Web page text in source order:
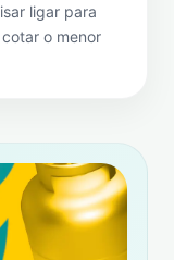
ligar para
o menor